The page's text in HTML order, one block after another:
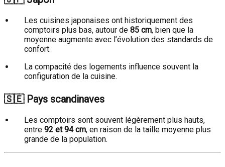
Les cuisines japonaises ont historiquement des
comptoirs plus bas, autour de 85 cm, bien que la
moyenne augmente avec l’évolution des standards de
confort.
La compacité des logements influence souvent la
configuration de la cuisine.
🇸🇪 Pays scandinaves
Les comptoirs sont souvent légèrement plus hauts,
entre 92 et 94 cm, en raison de la taille moyenne plus
grande de la population.